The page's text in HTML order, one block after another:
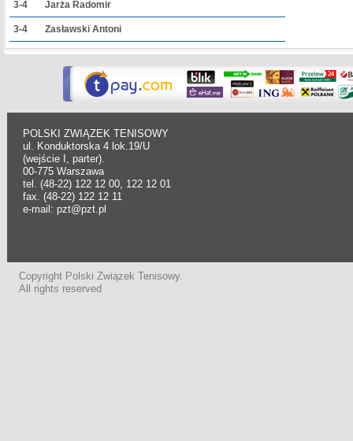
3-4 Jarża Radomir
3-4 Zasławski Antoni
POLSKI ZWIĄZEK TENISOWY
ul. Konduktorska 4 lok.19/U
(wejście I, parter).
00-775 Warszawa
tel. (48-22) 122 12 00, 122 12 01
fax. (48-22) 122 12 11
e-mail: pzt@pzt.pl
Copyright Polski Związek Tenisowy.
All rights reserved